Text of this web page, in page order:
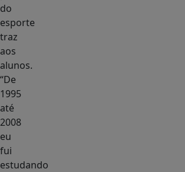
do
esporte
traz
aos
alunos.
“De
1995
até
2008
eu
fui
estudando